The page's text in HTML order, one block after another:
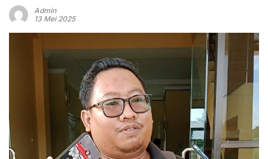
Admin
13 Mei 2025